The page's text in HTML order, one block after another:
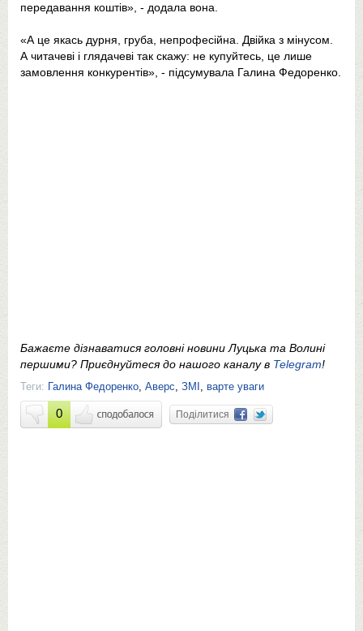
передавання коштів», - додала вона.
«А це якась дурня, груба, непрофесійна. Двійка з мінусом.
А читачеві і глядачеві так скажу: не купуйтесь, це лише
замовлення конкурентів», - підсумувала Галина Федоренко.
Бажаєте дізнаватися головні новини Луцька та Волині
першими? Приєднуйтеся до нашого каналу в Telegram!
Теги: Галина Федоренко, Аверс, ЗМІ , варте уваги
0 Поділитися